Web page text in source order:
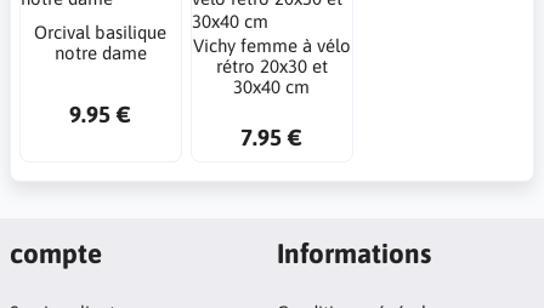
Orcival basilique
notre dame
9.95 €
Vichy femme à vélo
rétro 20x30 et
30x40 cm
7.95 €
compte Informations